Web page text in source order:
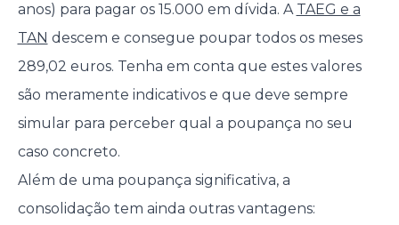
anos) para pagar os 15.000 em dívida. A TAEG e a
TAN descem e consegue poupar todos os meses
289,02 euros. Tenha em conta que estes valores
são meramente indicativos e que deve sempre
simular para perceber qual a poupança no seu
caso concreto.
Além de uma poupança significativa, a
consolidação tem ainda outras vantagens: